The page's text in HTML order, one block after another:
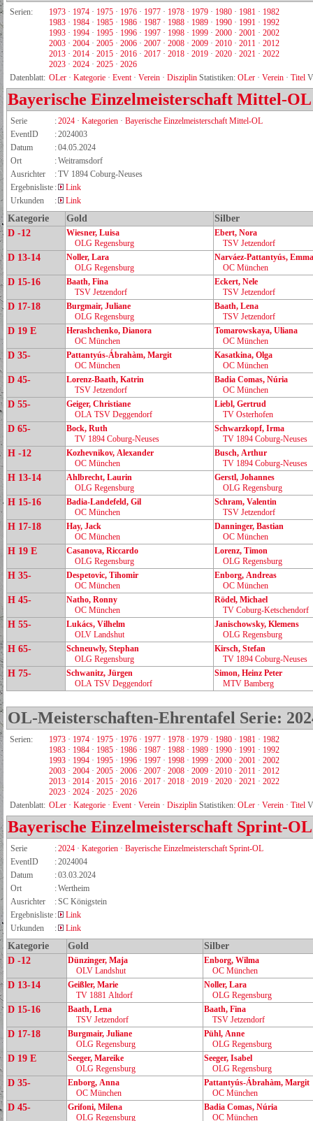
Serien: 1973 · 1974 · 1975 · 1976 · 1977 · 1978 · 1979 · 1980 · 1981 · 1982
1983 · 1984 · 1985 · 1986 · 1987 · 1988 · 1989 · 1990 · 1991 · 1992
1993 · 1994 · 1995 · 1996 · 1997 · 1998 · 1999 · 2000 · 2001 · 2002
2003 · 2004 · 2005 · 2006 · 2007 · 2008 · 2009 · 2010 · 2011 · 2012
2013 · 2014 · 2015 · 2016 · 2017 · 2018 · 2019 · 2020 · 2021 · 2022
2023 · 2024 · 2025 · 2026
Datenblatt: OLer · Kategorie · Event· Verein · Disziplin Statistiken: OLer · Verein · Titel
Bayerische Einzelmeisterschaft Mittel-OL
Serie :2024 · Kategorien · Bayerische Einzelmeisterschaft Mittel-OL
EventID
:2024003
Datum
:04.05.2024
Ort
:Weitramsdorf
Ausrichter
:TV 1894 Coburg-Neuses
Ergebnisliste :
Link
Urkunden
: Link
Kategorie Gold
Silber
D -12
Wiesner, Luisa
OLG Regensburg
Ebert, Nora
TSV Jetzendorf
D 13-14
Noller, Lara
OLG Regensburg
Narváez‑Pattantyús, Emma
OC München
D 15-16
Baath, Fina
TSV Jetzendorf
Eckert, Nele
TSV Jetzendorf
D 17-18
Burgmair, Juliane
OLG Regensburg
Baath, Lena
TSV Jetzendorf
D 19 E
Herashchenko, Dianora
OC München
Tomarowskaya, Uliana
OC München
D 35-
Pattantyús‑Ábrahàm, Margit
OC München
Kasatkina, Olga
OC München
D 45-
Lorenz‑Baath, Katrin
TSV Jetzendorf
Badia Comas, Núria
OC München
D 55-
Geiger, Christiane
OLA TSV Deggendorf
Liebl, Gertrud
TV Osterhofen
D 65-
Bock, Ruth
TV 1894 Coburg‑Neuses
Schwarzkopf, Irma
TV 1894 Coburg‑Neuses
H -12
Kozhevnikov, Alexander
OC München
Busch, Arthur
TV 1894 Coburg‑Neuses
H 13-14
Ahlbrecht, Laurin
OLG Regensburg
Gerstl, Johannes
OLG Regensburg
H 15-16
Badia‑Landefeld, Gil
OC München
Schram, Valentin
TSV Jetzendorf
H 17-18
Hay, Jack
OC München
Danninger, Bastian
OC München
H 19 E
Casanova, Riccardo
OLG Regensburg
Lorenz, Timon
OLG Regensburg
H 35-
Despetovic, Tihomir
OC München
Enborg, Andreas
OC München
H 45-
Natho, Ronny
OC München
Rödel, Michael
TV Coburg‑Ketschendorf
H 55-
Lukács, Vilhelm
OLV Landshut
Janischowsky, Klemens
OLG Regensburg
H 65-
Schneuwly, Stephan
OLG Regensburg
Kirsch, Stefan
TV 1894 Coburg‑Neuses
H 75-
Schwanitz, Jürgen
OLA TSV Deggendorf
Simon, Heinz Peter
MTV Bamberg
OL-Meisterschaften-Ehrentafel Serie:
Serien: 1973 · 1974 · 1975 · 1976 · 1977 · 1978 · 1979 · 1980 · 1981 · 1982
1983 · 1984 · 1985 · 1986 · 1987 · 1988 · 1989 · 1990 · 1991 · 1992
1993 · 1994 · 1995 · 1996 · 1997 · 1998 · 1999 · 2000 · 2001 · 2002
2003 · 2004 · 2005 · 2006 · 2007 · 2008 · 2009 · 2010 · 2011 · 2012
2013 · 2014 · 2015 · 2016 · 2017 · 2018 · 2019 · 2020 · 2021 · 2022
2023 · 2024 · 2025 · 2026
Datenblatt: OLer · Kategorie · Event· Verein · Disziplin Statistiken: OLer · Verein · Titel
Bayerische Einzelmeisterschaft Sprint-OL
Serie :2024 · Kategorien · Bayerische Einzelmeisterschaft Sprint-OL
EventID
:2024004
Datum
:03.03.2024
Ort
:Wertheim
Ausrichter
:SC Königstein
Ergebnisliste :
Link
Urkunden
: Link
Kategorie Gold
Silber
D -12
Dünzinger, Maja
OLV Landshut
Enborg, Wilma
OC München
D 13-14
Geißler, Marie
TV 1881 Altdorf
Noller, Lara
OLG Regensburg
D 15-16
Baath, Lena
TSV Jetzendorf
Baath, Fina
TSV Jetzendorf
D 17-18
Burgmair, Juliane
OLG Regensburg
Pühl, Anne
OLG Regensburg
D 19 E
Seeger, Mareike
OLG Regensburg
Seeger, Isabel
OLG Regensburg
D 35-
Enborg, Anna
OC München
Pattantyús‑Ábrahàm, Margit
OC München
D 45-
Grifoni, Milena
OLG Regensburg
Badia Comas, Núria
OC München